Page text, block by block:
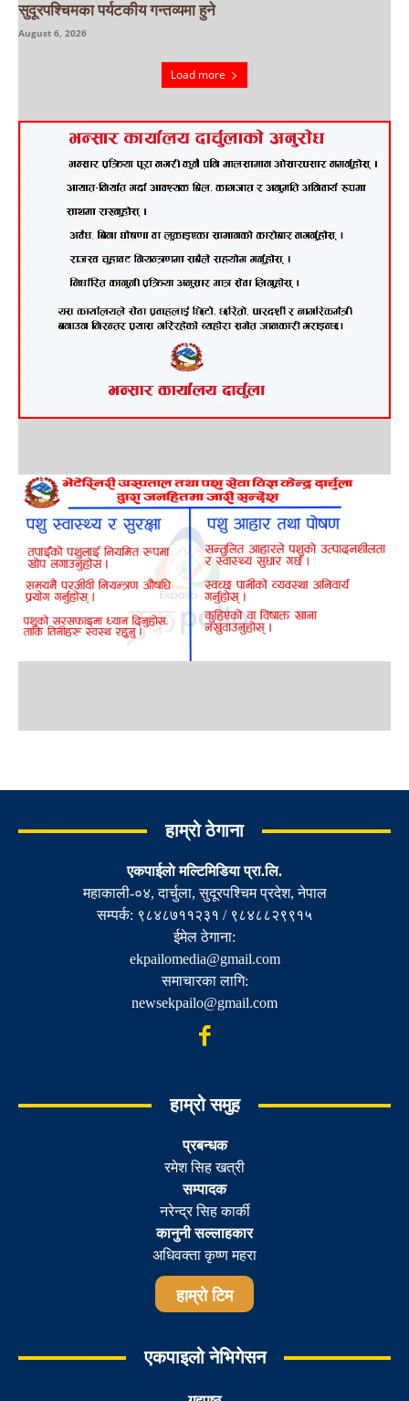
सुदूरपश्चिमका पर्यटकीय गन्तव्यमा हुने
August 6, 2026
Load more
हाम्रो ठेगाना
एकपाईलाे मल्टिमिडिया प्रा.लि.
महाकाली-०४, दार्चुला, सुदूरपश्चिम प्रदेश, नेपाल
सम्पर्क: ९८४८७११२३१ / ९८४८८२९९१५
ईमेल ठेगाना:
ekpailomedia@gmail.com
समाचारका लागि:
newsekpailo@gmail.com
हाम्रो समुह
प्रबन्धक
रमेश सिह खत्री
सम्पादक
नरेन्द्र सिह कार्की
कानुनी सल्लाहकार
अधिवक्ता कृष्ण महरा
हाम्रो टिम
एकपाइलो नेभिगेसन